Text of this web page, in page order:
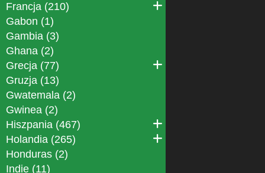
Francja (210)
Gabon (1)
Gambia (3)
Ghana (2)
Grecja (77)
Gruzja (13)
Gwatemala (2)
Gwinea (2)
Hiszpania (467)
Holandia (265)
Honduras (2)
Indie (11)